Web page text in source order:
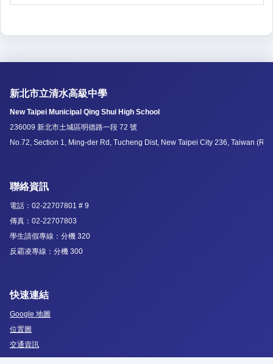
新北市立清水高級中學
New Taipei Municipal Qing Shui High School
236009 新北市土城區明德路一段 72 號
No.72, Section 1, Ming-der Rd, Tucheng Dist, New Taipei City 236, Taiwan
聯絡資訊
電話：02-22707801 # 9
傳真：02-22707803
學生請假專線：分機 320
反霸凌專線：分機 300
快速連結
Google 地圖
位置圖
交通資訊